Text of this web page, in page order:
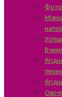
Фото